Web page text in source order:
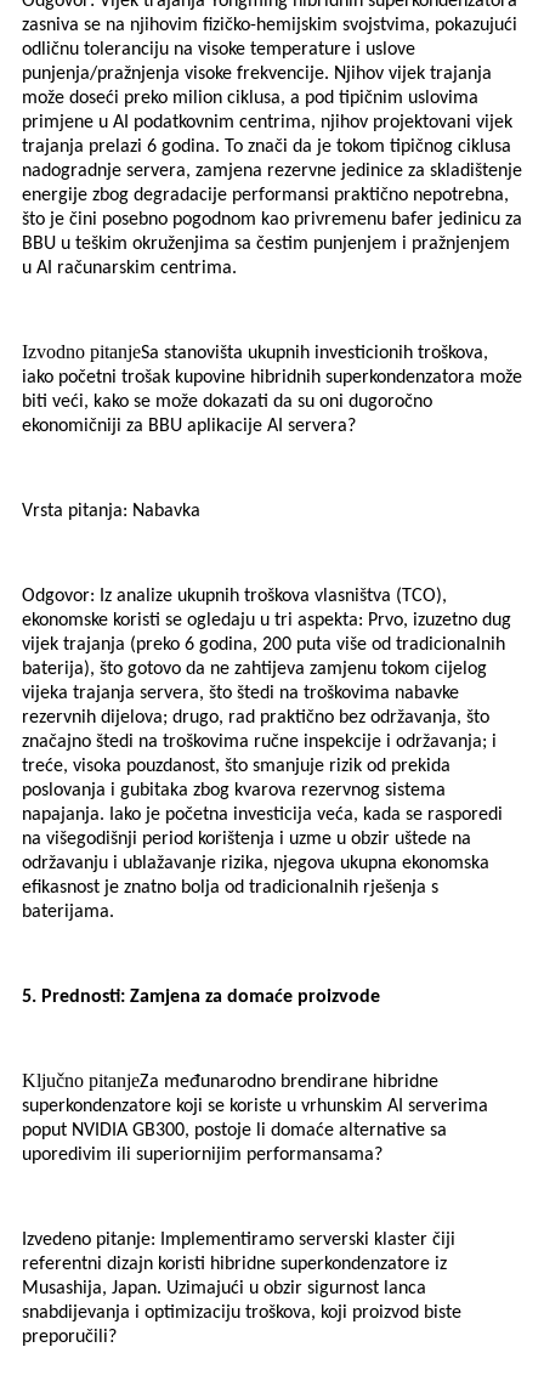
zasniva se na njihovim fizičko-hemijskim svojstvima, pokazujući
odličnu toleranciju na visoke temperature i uslove
punjenja/pražnjenja visoke frekvencije. Njihov vijek trajanja
može doseći preko milion ciklusa, a pod tipičnim uslovima
primjene u AI podatkovnim centrima, njihov projektovani vijek
trajanja prelazi 6 godina. To znači da je tokom tipičnog ciklusa
nadogradnje servera, zamjena rezervne jedinice za skladištenje
energije zbog degradacije performansi praktično nepotrebna,
što je čini posebno pogodnom kao privremenu bafer jedinicu za
BBU u teškim okruženjima sa čestim punjenjem i pražnjenjem
u AI računarskim centrima.
Izvodno pitanjeSa stanovišta ukupnih investicionih troškova,
iako početni trošak kupovine hibridnih superkondenzatora može
biti veći, kako se može dokazati da su oni dugoročno
ekonomičniji za BBU aplikacije AI servera?
Vrsta pitanja: Nabavka
Odgovor: Iz analize ukupnih troškova vlasništva (TCO),
ekonomske koristi se ogledaju u tri aspekta: Prvo, izuzetno dug
vijek trajanja (preko 6 godina, 200 puta više od tradicionalnih
baterija), što gotovo da ne zahtijeva zamjenu tokom cijelog
vijeka trajanja servera, što štedi na troškovima nabavke
rezervnih dijelova; drugo, rad praktično bez održavanja, što
značajno štedi na troškovima ručne inspekcije i održavanja; i
treće, visoka pouzdanost, što smanjuje rizik od prekida
poslovanja i gubitaka zbog kvarova rezervnog sistema
napajanja. Iako je početna investicija veća, kada se rasporedi
na višegodišnji period korištenja i uzme u obzir uštede na
održavanju i ublažavanje rizika, njegova ukupna ekonomska
efikasnost je znatno bolja od tradicionalnih rješenja s
baterijama.
5. Prednosti: Zamjena za domaće proizvode
Ključno pitanjeZa međunarodno brendirane hibridne
superkondenzatore koji se koriste u vrhunskim AI serverima
poput NVIDIA GB300, postoje li domaće alternative sa
uporedivim ili superiornijim performansama?
Izvedeno pitanje: Implementiramo serverski klaster čiji
referentni dizajn koristi hibridne superkondenzatore iz
Musashija, Japan. Uzimajući u obzir sigurnost lanca
snabdijevanja i optimizaciju troškova, koji proizvod biste
preporučili?